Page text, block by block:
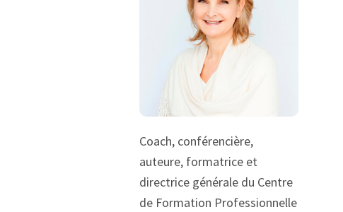
Coach, conférencière,
auteure, formatrice et
directrice générale du Centre
de Formation Professionnelle